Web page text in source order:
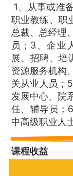
1、从事或准
职业教练、职
总裁、总经理
员；3、企业
展、招聘、培
资源服务机构
关从业人员；
发展中心、院
任、辅导员；
中高级职业人士
课程收益